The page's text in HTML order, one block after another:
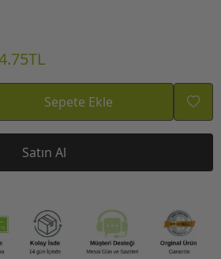
Sepete Ekle
Satın Al